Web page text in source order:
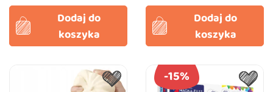
Dodaj do
koszyka
Dodaj do
koszyka
-15%